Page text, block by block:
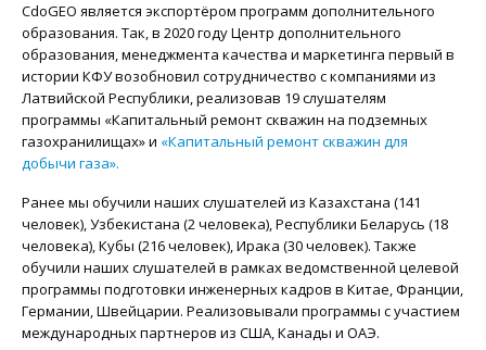
CdoGEO является экспортёром программ дополнительного
образования. Так, в 2020 году Центр дополнительного
образования, менеджмента качества и маркетинга первый в
истории КФУ возобновил сотрудничество с компаниями из
Латвийской Республики, реализовав 19 слушателям
программы «Капитальный ремонт скважин на подземных
газохранилищах» и «Капитальный ремонт скважин для
добычи газа».
Ранее мы обучили наших слушателей из Казахстана (141
человек), Узбекистана (2 человека), Республики Беларусь (18
человека), Кубы (216 человек), Ирака (30 человек). Также
обучили наших слушателей в рамках ведомственной целевой
программы подготовки инженерных кадров в Китае, Франции,
Германии, Швейцарии. Реализовывали программы с участием
международных партнеров из США, Канады и ОАЭ.